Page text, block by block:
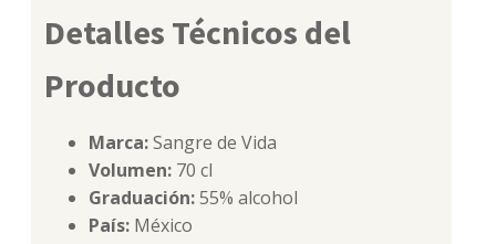
Detalles Técnicos del
Producto
Marca:Sangre de Vida
Volumen: 70 cl
Graduación:55% alcohol
País: México